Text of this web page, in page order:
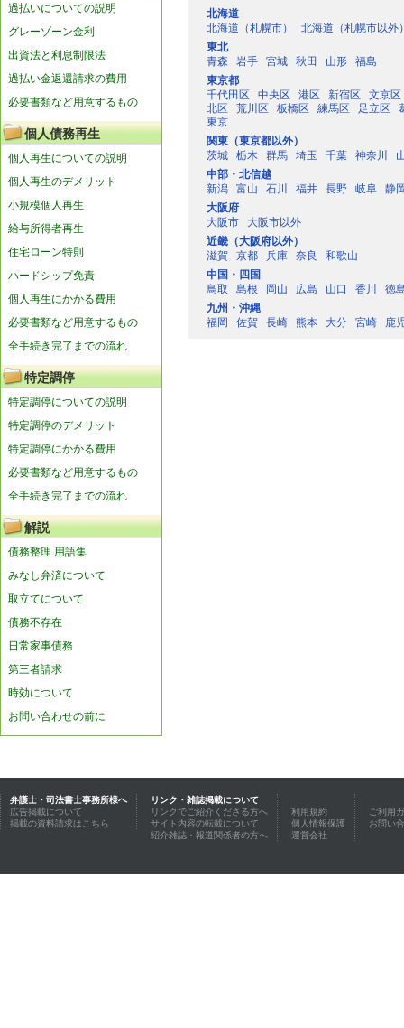
過払いについての説明
グレーゾーン金利
出資法と利息制限法
過払い金返還請求の費用
必要書類など用意するもの
個人債務再生
個人再生についての説明
個人再生のデメリット
小規模個人再生
給与所得者再生
住宅ローン特則
ハードシップ免責
個人再生にかかる費用
必要書類など用意するもの
全手続き完了までの流れ
特定調停
特定調停についての説明
特定調停のデメリット
特定調停にかかる費用
必要書類など用意するもの
全手続き完了までの流れ
解説
債務整理 用語集
みなし弁済について
取立てについて
債務不存在
日常家事債務
第三者請求
時効について
お問い合わせの前に
北海道
北海道（札幌市）
北海道（札幌市以外
東北
青森
岩手 宮城 秋田 山形
福島
東京都
千代田区
中央区 港区 新宿区
文京区
北区
荒川区 板橋区 練馬区 足立区
東京
関東（東京都以外）
茨城
栃木 群馬 埼玉 千葉 神奈川
中部・北信越
新潟
富山 石川 福井 長野 岐阜
静
大阪府
大阪市
大阪市以外
近畿（大阪府以外）
滋賀
京都 兵庫 奈良
和歌山
中国・四国
鳥取
島根 岡山 広島 山口 香川
徳
九州・沖縄
福岡
佐賀 長崎 熊本 大分 宮崎 鹿
弁護士・司法書士事務所様へ
広告掲載について
掲載の資料請求はこちら
リンク・雑誌掲載について
リンクでご紹介くださる方へ
サイト内容の転載について
紹介雑誌・報道関係者の方へ
利用規約
個人情報保護
運営会社
ご利用
お問い